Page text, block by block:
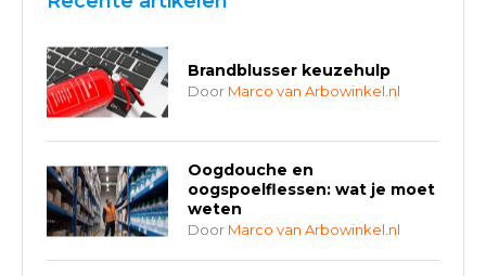
Brandblusser keuzehulp
Door Marco van Arbowinkel.nl
Oogdouche en
oogspoelflessen: wat je moet
weten
Door Marco van Arbowinkel.nl